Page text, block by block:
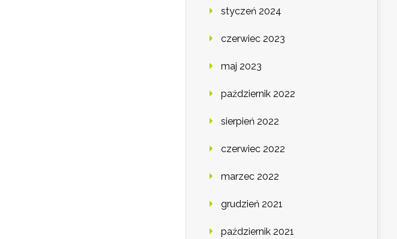
styczeń 2024
czerwiec 2023
maj 2023
październik 2022
sierpień 2022
czerwiec 2022
marzec 2022
grudzień 2021
październik 2021